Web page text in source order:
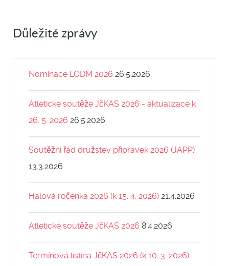
Důležité zprávy
Nominace LODM 2026 26.5.2026
Atletické soutěže JčKAS 2026 - aktualizace k
26. 5. 2026 26.5.2026
Soutěžní řád družstev přípravek 2026 (JAPP)
13.3.2026
Halová ročenka 2026 (k 15. 4. 2026) 21.4.2026
Atletické soutěže JčKAS 2026 8.4.2026
Termínová listina JčKAS 2026 (k 10. 3. 2026)